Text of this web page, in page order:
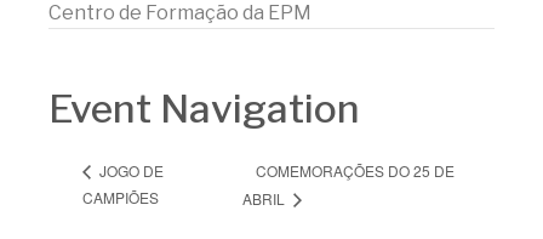
Centro de Formação da EPM
Event Navigation
JOGO DE
CAMPIÕES
COMEMORAÇÕES DO 25 DE
ABRIL